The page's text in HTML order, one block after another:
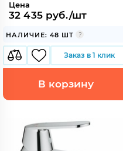
Цена
32 435 руб./шт
НАЛИЧИЕ: 48 ШТ
Заказ в 1 клик
В корзину